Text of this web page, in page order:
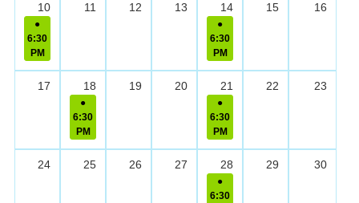
6:30
PM
6:30
PM
6:30
PM
6:30
PM
6:30
10 11 12 13 14 15 16
17 18 19 20 21 22 23
24 25 26 27 28 29 30